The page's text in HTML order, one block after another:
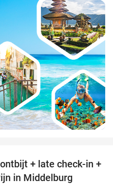
52%
+ late check-in +
in Middelburg